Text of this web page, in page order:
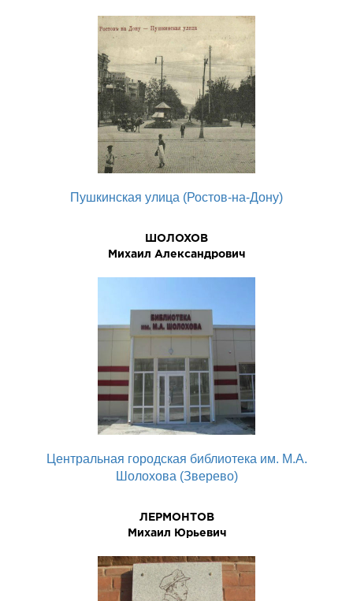
Пушкинская улица (Ростов-на-Дону)
ШОЛОХОВ
Михаил Александрович
Центральная городская библиотека им. М.А.
Шолохова (Зверево)
ЛЕРМОHТОВ
Михаил Юpьевич